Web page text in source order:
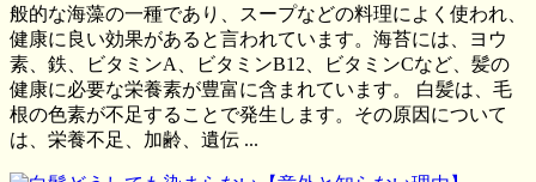
般的な海藻の一種であり、スープなどの料理によく使われ、
健康に良い効果があると言われています。海苔には、ヨウ
素、鉄、ビタミンA、ビタミンB12、ビタミンCなど、髪の
健康に必要な栄養素が豊富に含まれています。 白髪は、毛
根の色素が不足することで発生します。その原因について
は、栄養不足、加齢、遺伝 ...